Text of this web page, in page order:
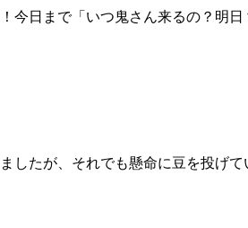
今日まで「いつ鬼さん来るの？明
たが、それでも懸命に豆を投げて